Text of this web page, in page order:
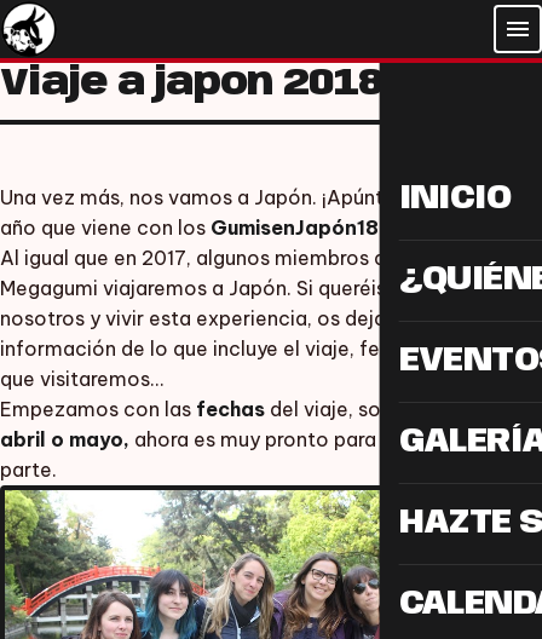
menu
INICIO
HAZTE
Viaje a japon 2018
Una vez más, nos vamos a Japón. ¡Apúntate al viaje del
año que viene con los GumisenJapón18
Al igual que en 2017, algunos miembros de la Asociación
Megagumi viajaremos a Japón. Si queréis venir con
nosotros y vivir esta experiencia, os dejamos
información de lo que incluye el viaje, fechas y ciudades
que visitaremos…
Empezamos con las fechas del viaje, son
abril o mayo, ahora es muy pronto para concretar esta
parte.